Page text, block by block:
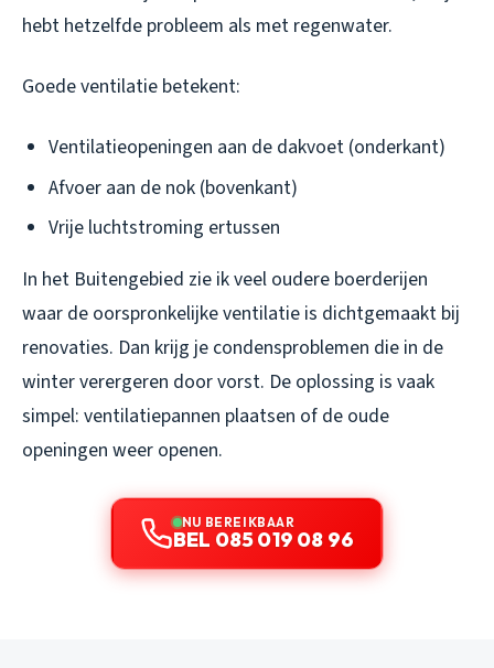
hebt hetzelfde probleem als met regenwater.
Goede ventilatie betekent:
Ventilatieopeningen aan de dakvoet (onderkant)
Afvoer aan de nok (bovenkant)
Vrije luchtstroming ertussen
In het Buitengebied zie ik veel oudere boerderijen
waar de oorspronkelijke ventilatie is dichtgemaakt bij
renovaties. Dan krijg je condensproblemen die in de
winter verergeren door vorst. De oplossing is vaak
simpel: ventilatiepannen plaatsen of de oude
openingen weer openen.
NU BEREIKBAAR
BEL 085 019 08 96